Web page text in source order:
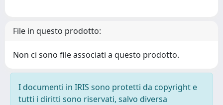
File in questo prodotto:
Non ci sono file associati a questo prodotto.
I documenti in IRIS sono protetti da copyright e
tutti i diritti sono riservati, salvo diversa